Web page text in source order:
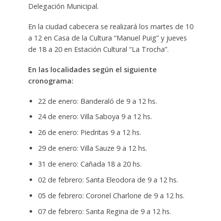
Delegación Municipal.
En la ciudad cabecera se realizará los martes de 10
a 12 en Casa de la Cultura “Manuel Puig” y jueves
de 18 a 20 en Estación Cultural “La Trocha”.
En las localidades según el siguiente
cronograma:
22 de enero: Banderaló de 9 a 12 hs.
24 de enero: Villa Saboya 9 a 12 hs.
26 de enero: Piedritas 9 a 12 hs.
29 de enero: Villa Sauze 9 a 12 hs.
31 de enero: Cañada 18 a 20 hs.
02 de febrero: Santa Eleodora de 9 a 12 hs.
05 de febrero: Coronel Charlone de 9 a 12 hs.
07 de febrero: Santa Regina de 9 a 12 hs.